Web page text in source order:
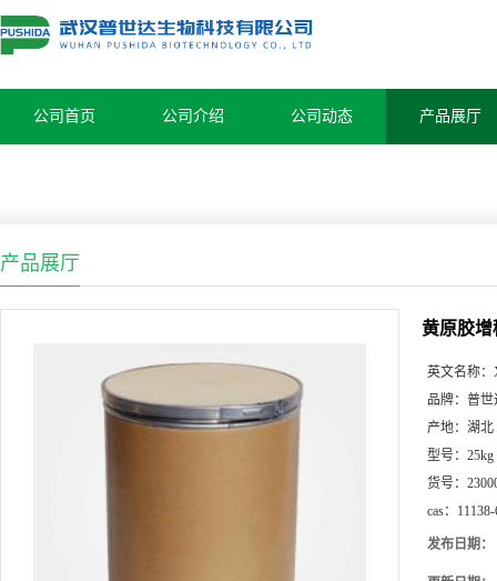
公司首页 公司介绍 公司动态 产品展厅
产品展厅
黄原胶增
英文名称：
品牌： 普世
产地： 湖北
型号： 25kg
货号：
cas：
发布日期：